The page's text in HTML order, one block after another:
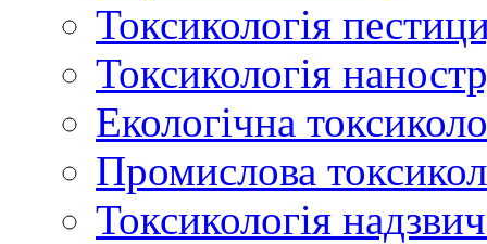
Токсикологія
Токсикологія
Екологічна
Промислова
Токсикологія